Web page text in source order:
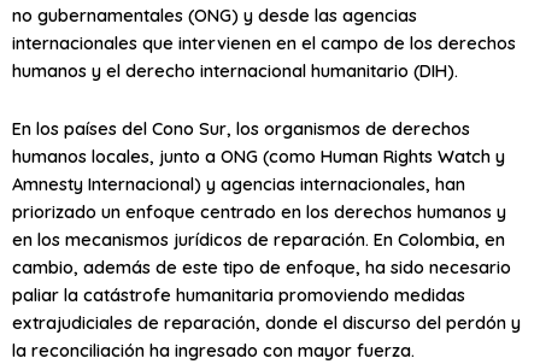
no gubernamentales (ONG) y desde las agencias
internacionales que intervienen en el campo de los derechos
humanos y el derecho internacional humanitario (DIH).
En los países del Cono Sur, los organismos de derechos
humanos locales, junto a ONG (como Human Rights Watch y
Amnesty Internacional) y agencias internacionales, han
priorizado un enfoque centrado en los derechos humanos y
en los mecanismos jurídicos de reparación. En Colombia, en
cambio, además de este tipo de enfoque, ha sido necesario
paliar la catástrofe humanitaria promoviendo medidas
extrajudiciales de reparación, donde el discurso del perdón y
la reconciliación ha ingresado con mayor fuerza.